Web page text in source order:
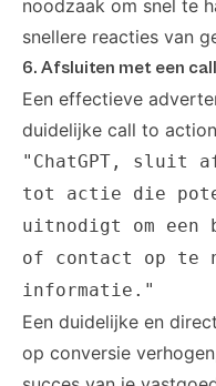
noodzaak om snel te
snellere reacties van
6. Afsluiten met een
Een effectieve
duidelijke call to
"ChatGPT, sluit
tot actie die
uitnodigt om een
of contact op te
informatie."
Een duidelijke en
op conversie